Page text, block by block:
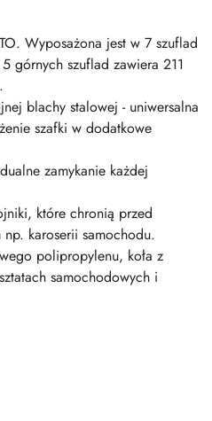
Wyposażona jest w 7 szuflad
górnych szuflad zawiera 211
blachy stalowej - uniwersalna
szafki w dodatkowe
zamykanie każdej
które chronią przed
karoserii samochodu.
polipropylenu, koła z
samochodowych i